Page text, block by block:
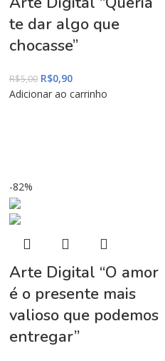
te dar algo que
chocasse”
R$5,00 R$0,90
Adicionar ao carrinho
-82%
Arte Digital “O amor
é o presente mais
valioso que podemos
entregar”